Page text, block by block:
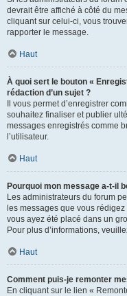
devrait être affiché à côté du
cliquant sur celui-ci, vous
rapporter le message.
Haut
À quoi sert le bouton «
rédaction d’un sujet ?
Il vous permet d’enregistrer
souhaitez finaliser et publier
messages enregistrés comme
l’utilisateur.
Haut
Pourquoi mon message a-t-il
Les administrateurs du forum
les messages que vous
vous ayez été placé dans un
Pour plus d’informations,
Haut
Comment puis-je remonter
En cliquant sur le lien «